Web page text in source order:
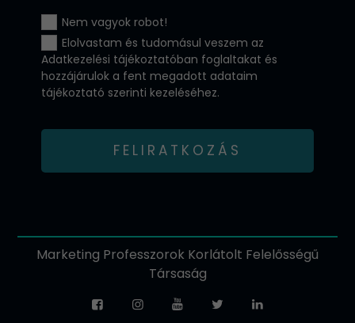
Nem vagyok robot!
Elolvastam és tudomásul veszem az
Adatkezelési tájékoztatóban foglaltakat és
hozzájárulok a fent megadott adataim
tájékoztató szerinti kezeléséhez.
FELIRATKOZÁS
Marketing Professzorok Korlátolt Felelősségű
Társaság